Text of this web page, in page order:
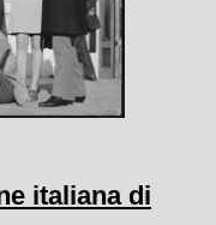
italiana di